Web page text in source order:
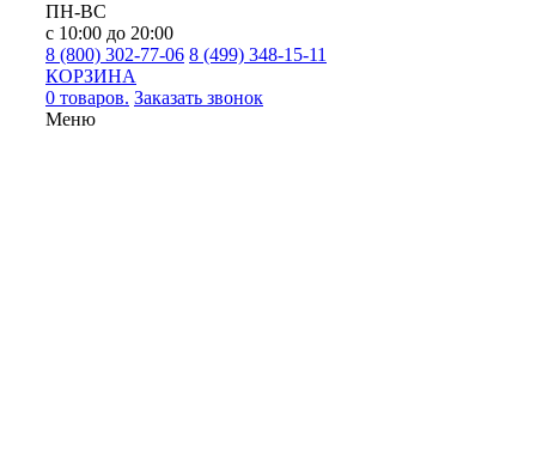
ПН-ВС
с 10:00 до 20:00
8 (800) 302-77-06 8 (499) 348-15-11
КОРЗИНА
0 товаров. Заказать звонок
Меню